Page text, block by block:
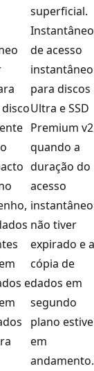
superficial.
e
de acesso
instantâneo
para discos
Ultra e SSD
Premium v2
quando a
duração do
acesso
instantâneo
não tiver
expirado e a
cópia de
dados em
segundo
plano
em
andamento.